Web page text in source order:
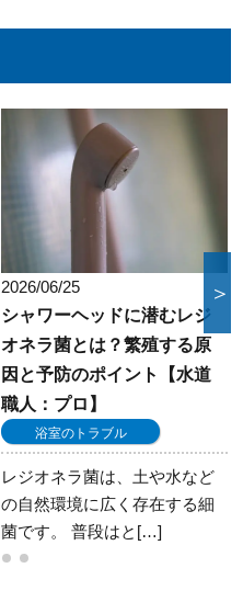
2026/06/19
便座だけの交換は自分でで
きる？失敗しない手順とホ
ームセンター活用術
トイレ
便座だけの交換は、トイレの
種類や便座の構造によっては
自分で行える場合が[…]
＞